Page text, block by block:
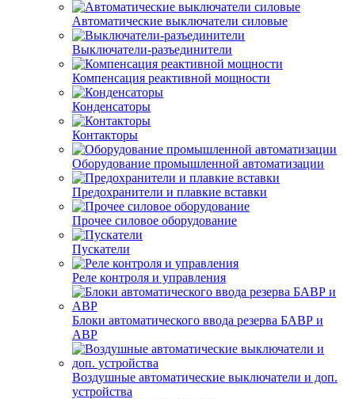
Автоматические выключатели cиловые
Выключатели-разъединители
Компенсация реактивной мощности
Конденсаторы
Контакторы
Оборудование промышленной автоматизации
Предохранители и плавкие вставки
Прочее силовое оборудование
Пускатели
Реле контроля и управления
Блоки автоматического ввода резерва БАВР и
АВР
Воздушные автоматические выключатели и доп.
устройства